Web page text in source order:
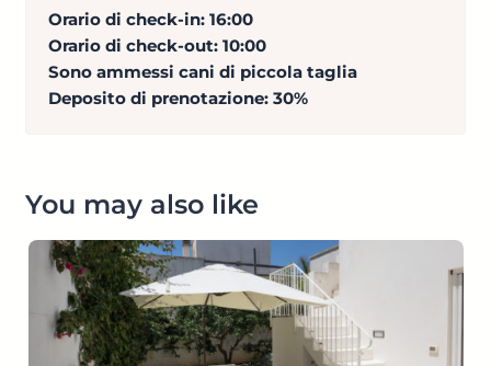
Orario di check-in: 16:00
Orario di check-out: 10:00
Sono ammessi cani di piccola taglia
Deposito di prenotazione: 30%
You may also like